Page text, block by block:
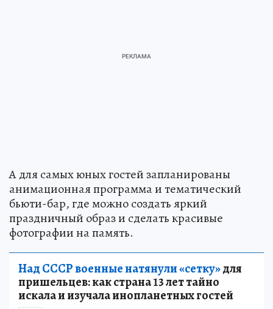
А для самых юных гостей запланированы
анимационная программа и тематический
бьюти-бар, где можно создать яркий
праздничный образ и сделать красивые
фотографии на память.
Над СССР военные натянули «сетку»для
пришельцев: как страна 13 лет тайно
искала и изучала инопланетных гостей